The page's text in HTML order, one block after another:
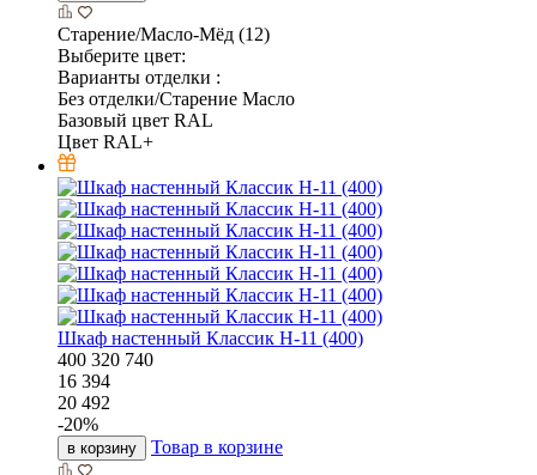
Старение/Масло-Мёд (12)
Выберите цвет:
Варианты отделки :
Без отделки/Старение Масло
Базовый цвет RAL
Цвет RAL+
Шкаф настенный Классик Н-11 (400)
400 320 740
16 394
20 492
-20%
в корзину Товар в корзине